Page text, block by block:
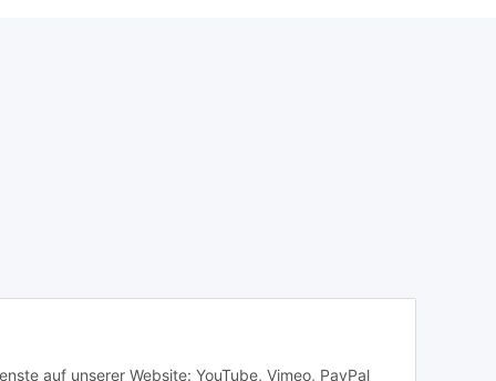
auf unserer Website: YouTube, Vimeo, PayPal